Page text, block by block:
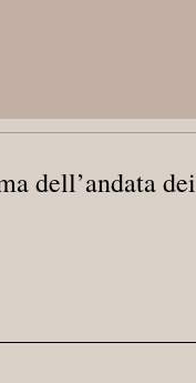
dell’andata dei